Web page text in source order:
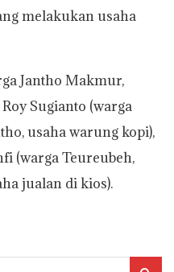
melakukan usaha
Jantho Makmur,
Sugianto (warga
usaha warung kopi),
(warga Teureubeh,
jualan di kios).